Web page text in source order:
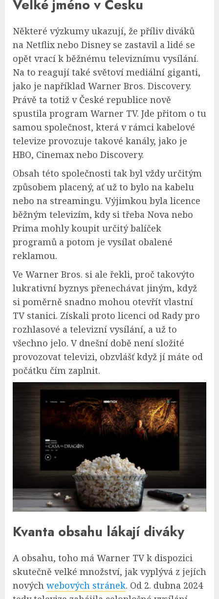
Velké jméno v Česku
Některé výzkumy ukazují, že příliv diváků
na Netflix nebo Disney se zastavil a lidé se
opět vrací k běžnému televiznímu vysílání.
Na to reagují také světoví mediální giganti,
jako je například Warner Bros. Discovery.
Právě ta totiž v České republice nově
spustila program Warner TV. Jde přitom o tu
samou společnost, která v rámci kabelové
televize provozuje takové kanály, jako je
HBO, Cinemax nebo Discovery.
Obsah této společnosti tak byl vždy určitým
způsobem placený, ať už to bylo na kabelu
nebo na streamingu. Výjimkou byla licence
běžným televizím, kdy si třeba Nova nebo
Prima mohly koupit určitý balíček
programů a potom je vysílat obalené
reklamou.
Ve Warner Bros. si ale řekli, proč takovýto
lukrativní byznys přenechávat jiným, když
si poměrně snadno mohou otevřít vlastní
TV stanici. Získali proto licenci od Rady pro
rozhlasové a televizní vysílání, a už to
všechno jelo. V dnešní době není složité
provozovat televizi, obzvlášť když jí máte od
počátku čím zaplnit.
Kvanta obsahu lákají diváky
A obsahu, toho má Warner TV k dispozici
skutečně velké množství, jak vyplývá z jejích
nových webových stránek. Od 2. dubna 2024